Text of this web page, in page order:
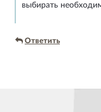
выбирать
Ответить